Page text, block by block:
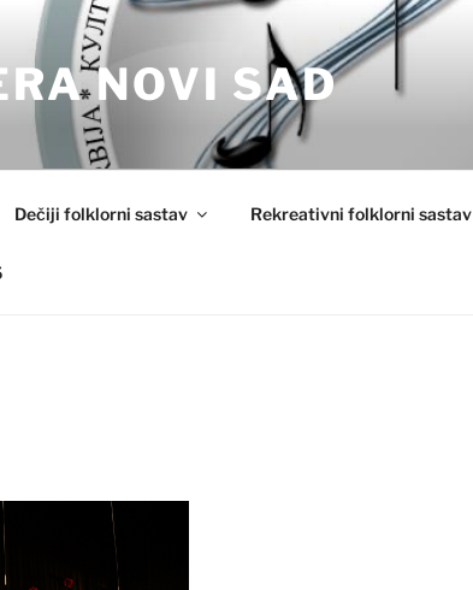
NOVI SAD
Dečiji folklorni sastav Rekreativni folklorni sastav